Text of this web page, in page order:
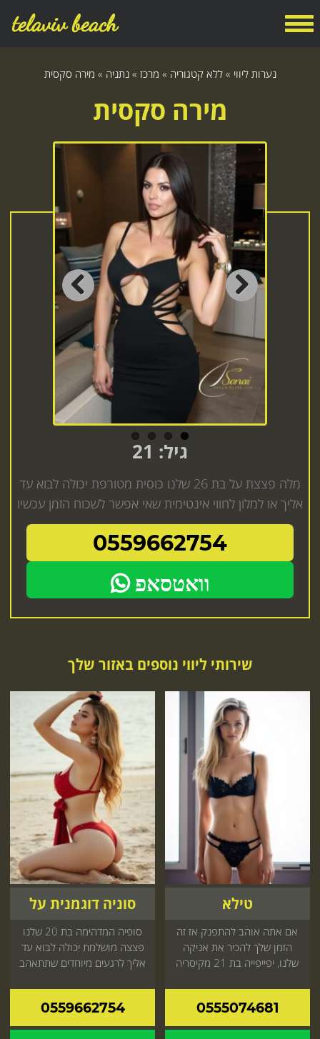
telaviv beach
נערות ליווי »ללא קטגוריה » מרכז »נתניה » מירה סקסית
מירה סקסית
Previous
גיל: 21
מלה פצצת על בת 26 שלנו כוסית מטורפת יכולה לבוא עד
אליך או למלון לחווי אינטימית שאי אפשר לשכוח הזמן עכשיו
0559662754
וואטסאפ
שירותי ליווי נוספים באזור שלך
טילא
אם אתה אוהב להתפנק אז זה
הזמן שלך להכיר את אניקה
שלנו, יפייפייה בת 21 מקיסריה
0555074681
סוניה דוגמנית על
סופיה המדהימה בת 20 שלנו
פצצה מושלמת יכולה לבוא עד
אליך לרגעים מיוחדים שתתאהב
0559662754